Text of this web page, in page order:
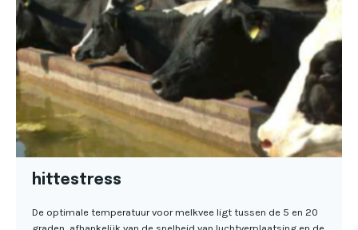
hittestress
De optimale temperatuur voor melkvee ligt tussen de 5 en 20